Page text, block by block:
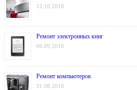
12.10.2018
Ремонт электронных книг
06.09.2018
Ремонт компьютеров
31.08.2018